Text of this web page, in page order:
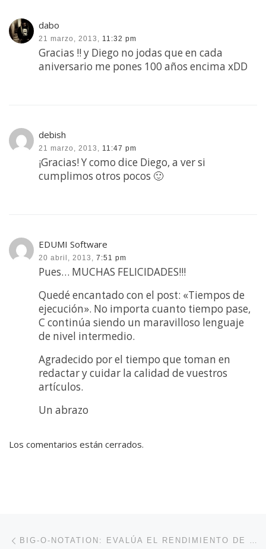
dabo
21 marzo, 2013, 11:32 pm
Gracias !! y Diego no jodas que en cada
aniversario me pones 100 años encima xDD
debish
21 marzo, 2013, 11:47 pm
¡Gracias! Y como dice Diego, a ver si
cumplimos otros pocos 🙂
EDUMI Software
20 abril, 2013, 7:51 pm
Pues… MUCHAS FELICIDADES!!!
Quedé encantado con el post: «Tiempos de
ejecución». No importa cuanto tiempo pase,
C continúa siendo un maravilloso lenguaje
de nivel intermedio.
Agradecido por el tiempo que toman en
redactar y cuidar la calidad de vuestros
artículos.
Un abrazo
Los comentarios están cerrados.
Navegación de entradas BIG-O-NOTATION: EVALÚA EL RENDIMIENTO DE TUS ALGORITMOS